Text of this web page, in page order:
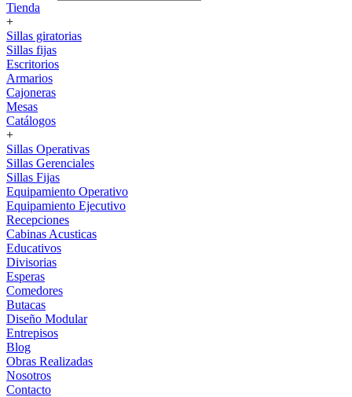
Tienda
+
Sillas giratorias
Sillas fijas
Escritorios
Armarios
Cajoneras
Mesas
Catálogos
+
Sillas Operativas
Sillas Gerenciales
Sillas Fijas
Equipamiento Operativo
Equipamiento Ejecutivo
Recepciones
Cabinas Acusticas
Educativos
Divisorias
Esperas
Comedores
Butacas
Diseño Modular
Entrepisos
Blog
Obras Realizadas
Nosotros
Contacto